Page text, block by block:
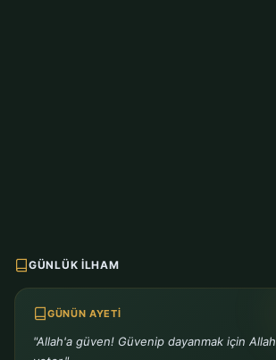
GÜNLÜK İLHAM
GÜNÜN AYETI
"Allah'a güven! Güvenip dayanmak için Allah